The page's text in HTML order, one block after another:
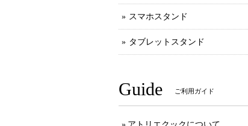
スマホスタンド
タブレットスタンド
Guide ご利用ガイド